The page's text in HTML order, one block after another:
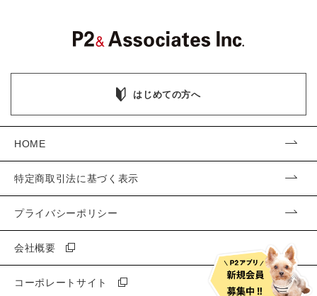
はじめての方へ
HOME
特定商取引法に基づく表示
プライバシーポリシー
会社概要
コーポレートサイト